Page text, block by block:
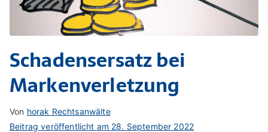
Schadensersatz bei
Markenverletzung
Von horak Rechtsanwälte
Beitrag veröffentlicht am 28. September 2022